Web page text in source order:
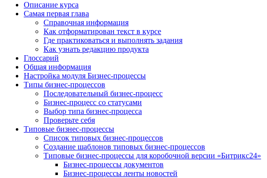
Описание курса
Самая первая глава
Справочная информация
Как отформатирован текст в курсе
Где практиковаться и выполнять задания
Как узнать редакцию продукта
Глоссарий
Общая информация
Настройка модуля Бизнес-процессы
Типы бизнес-процессов
Последовательный бизнес-процесс
Бизнес-процесс со статусами
Выбор типа бизнес-процесса
Проверьте себя
Типовые бизнес-процессы
Список типовых бизнес-процессов
Создание шаблонов типовых бизнес-процессов
Типовые бизнес-процессы для коробочной версии «Битрикс24»
Бизнес-процессы документов
Бизнес-процессы ленты новостей